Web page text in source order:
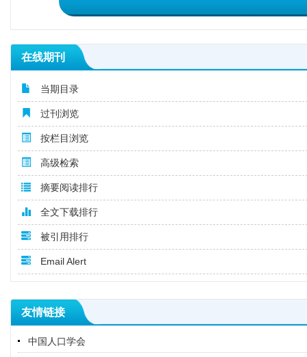
在线期刊
当期目录
过刊浏览
按栏目浏览
高级检索
摘要阅读排行
全文下载排行
被引用排行
Email Alert
友情链接
中国人口学会